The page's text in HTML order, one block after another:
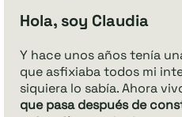
Hola, soy Claudia
Y hace unos años tenía
que asfixiaba todos mi
siquiera lo sabía. Ahora
que pasa después de